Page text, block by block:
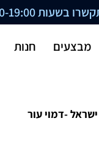
09:00-19:00 לטלפון
מבצעים חנות
-דמוי עור